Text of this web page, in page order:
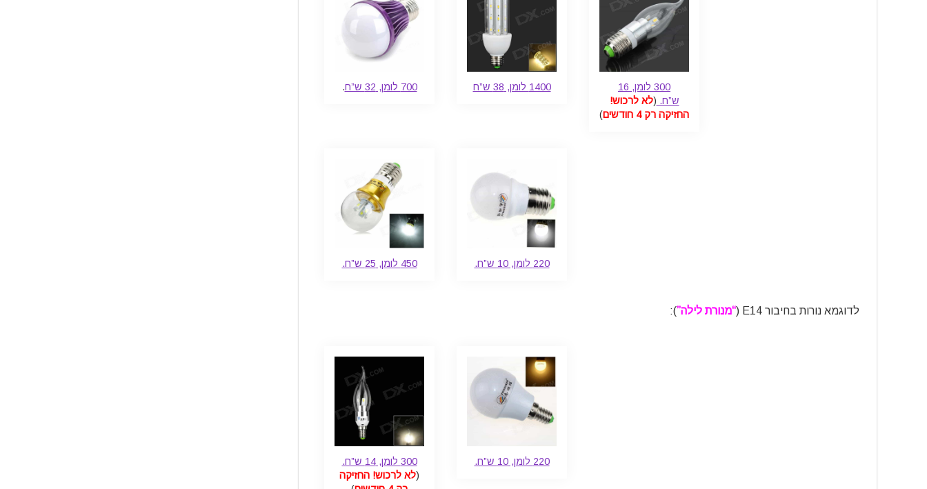
700 לומן, 32 ש”ח . 1400 לומן, 38 ש”ח
300 לומן, 16
ש”ח. (לא לרכוש!
החזיקה רק 4 חודשים
)
450 לומן, 25 ש”ח. 220 לומן, 10 ש”ח.
לדוגמא נורות בחיבור E14 ( “מנורת לילה”):
300 לומן, 14 ש”ח.
(לא לרכוש! החזיקה
220 לומן, 10 ש”ח.